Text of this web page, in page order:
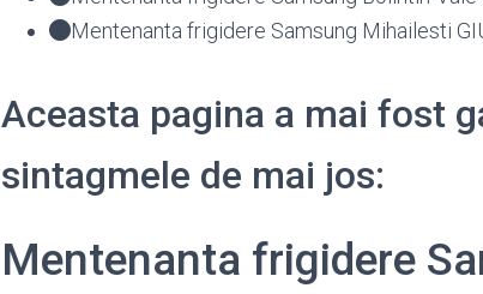
Mentenanta frigidere Samsung Mihailesti
Aceasta pagina a mai fost
sintagmele de mai jos:
Mentenanta frigidere